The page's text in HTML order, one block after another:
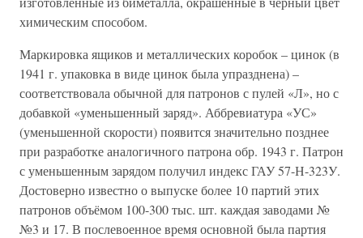
химическим способом.
Маркировка ящиков и металлических коробок – цинок (в
1941 г. упаковка в виде цинок была упразднена) –
соответствовала обычной для патронов с пулей «Л», но с
добавкой «уменьшенный заряд». Аббревиатура «УС»
(уменьшенной скорости) появится значительно позднее
при разработке аналогичного патрона обр. 1943 г. Патрон
с уменьшенным зарядом получил индекс ГАУ 57-Н-323У.
Достоверно известно о выпуске более 10 партий этих
патронов объёмом 100-300 тыс. шт. каждая заводами №
№3 и 17. В послевоенное время основной была партия